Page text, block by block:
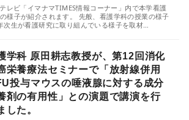
レビ「イマナマTIMES情報コーナー」内で本学看護
様子が紹介されます。 先般、看護学科の授業の様子
次生が看護研究に取り組んでいる様子を取材…
学科 原田耕志教授が、第12回消化
栄養療法セミナーで「放射線併用
投与マウスの唾液腺に対する成分
剤の有用性」との演題で講演を行
した。